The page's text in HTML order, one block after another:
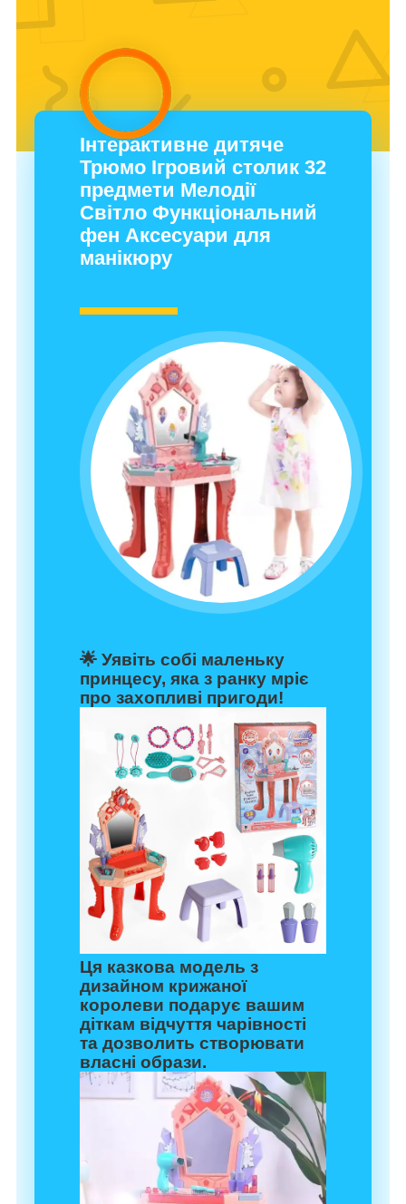
Інтерактивне дитяче
Трюмо Ігровий столик 32
предмети Мелодії
Світло Функціональний
фен Аксесуари для
манікюру
🌟 Уявіть собі маленьку
принцесу, яка з ранку мріє
про захопливі пригоди!
Ця казкова модель з
дизайном крижаної
королеви подарує вашим
діткам відчуття чарівності
та дозволить створювати
власні образи.